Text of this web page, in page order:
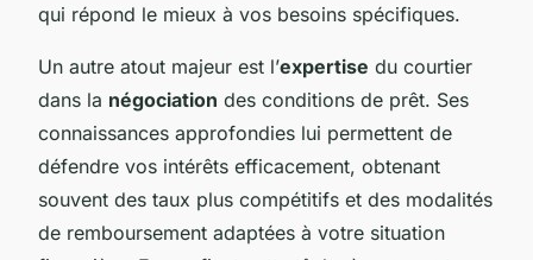
qui répond le mieux à vos besoins spécifiques.
Un autre atout majeur est l’expertise du courtier
dans la négociation des conditions de prêt. Ses
connaissances approfondies lui permettent de
défendre vos intérêts efficacement, obtenant
souvent des taux plus compétitifs et des modalités
de remboursement adaptées à votre situation